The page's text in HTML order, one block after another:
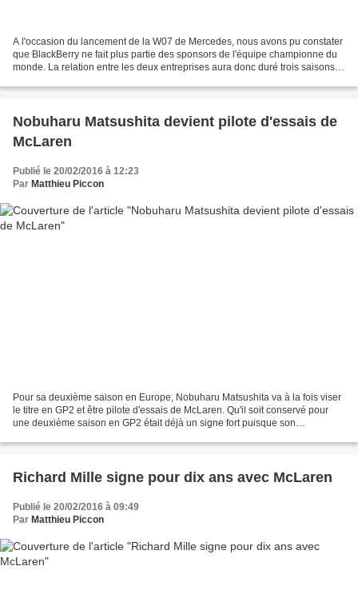
A l'occasion du lancement de la W07 de Mercedes, nous avons pu constater
que BlackBerry ne fait plus partie des sponsors de l'équipe championne du
monde. La relation entre les deux entreprises aura donc duré trois saisons.
Nobuharu Matsushita devient pilote d'essais de
McLaren
Publié le 20/02/2016 à 12:23
Par Matthieu Piccon
Pour sa deuxième saison en Europe, Nobuharu Matsushita va à la fois viser
le titre en GP2 et être pilote d'essais de McLaren. Qu'il soit conservé pour
une deuxième saison en GP2 était déjà un signe fort puisque son
Richard Mille signe pour dix ans avec McLaren
Publié le 20/02/2016 à 09:49
Par Matthieu Piccon